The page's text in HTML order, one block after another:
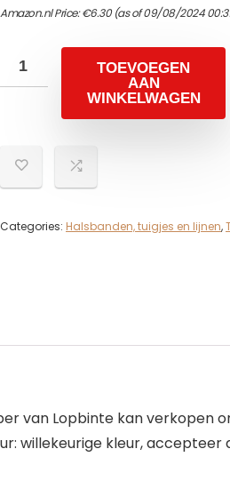
Amazon.nl Price:€6.30(as of 09/08/2024
TOEVOEGEN
AAN
WINKELWAGEN
Categories: Halsbanden, tuigjes en lijnen,
van Lopbinte kan verkopen
willekeurige kleur, accepteer